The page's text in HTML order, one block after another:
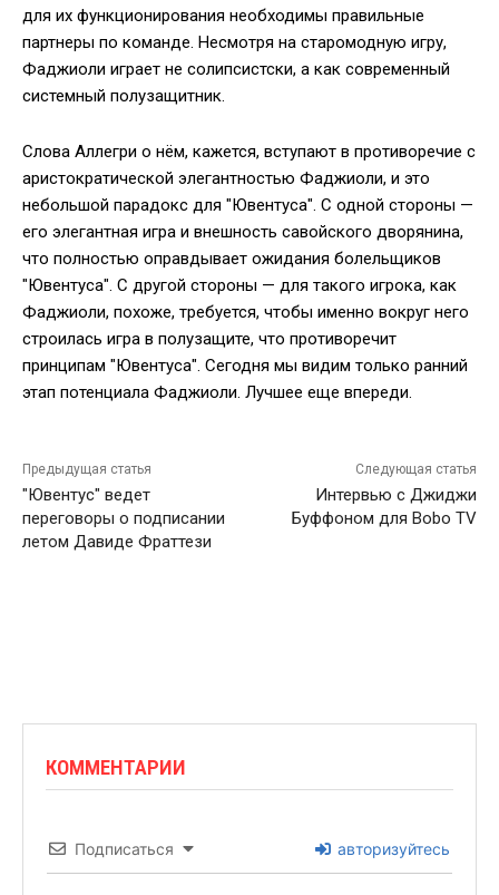
для их функционирования необходимы правильные
партнеры по команде. Несмотря на старомодную игру,
Фаджиоли играет не солипсистски, а как современный
системный полузащитник.
Слова Аллегри о нём, кажется, вступают в противоречие с
аристократической элегантностью Фаджиоли, и это
небольшой парадокс для "Ювентуса". С одной стороны —
его элегантная игра и внешность савойского дворянина,
что полностью оправдывает ожидания болельщиков
"Ювентуса". С другой стороны — для такого игрока, как
Фаджиоли, похоже, требуется, чтобы именно вокруг него
строилась игра в полузащите, что противоречит
принципам "Ювентуса". Сегодня мы видим только ранний
этап потенциала Фаджиоли. Лучшее еще впереди.
Предыдущая статья
"Ювентус" ведет
переговоры о подписании
летом Давиде Фраттези
Следующая статья
Интервью с Джиджи
Буффоном для Bobo TV
КОММЕНТАРИИ
Подписаться авторизуйтесь